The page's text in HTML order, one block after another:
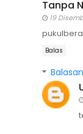
Tanpa
19
Balas
Balasan